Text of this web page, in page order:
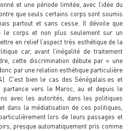
et une période limitée, avec l’idée du
que seuls certains corps sont soumis
partout et sans cesse. Il dévoile que
le corps et non plus seulement sur un
en relief l’aspect très esthétique de la
car, avant l’inégalité de traitement
cette discrimination débute par « une
par une relation esthétique particulière
C’est bien le cas des Sénégalais·es et
partance vers le Maroc, au et depuis le
avec les autorités, dans les politiques
dans la médiatisation de ces politiques,
lors de leurs passages et
presque automatiquement pris comme